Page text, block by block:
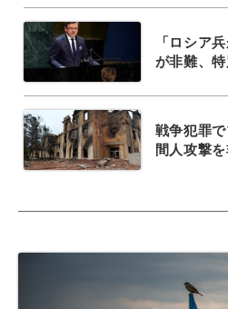
「ロシア
が非難、
戦争犯罪
間人攻撃